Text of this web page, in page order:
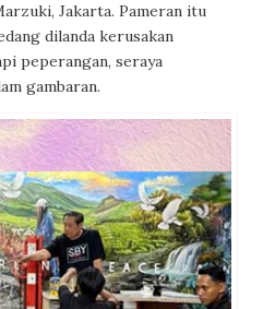
Jakarta. Pameran itu
dilanda kerusakan
peperangan, seraya
gambaran.